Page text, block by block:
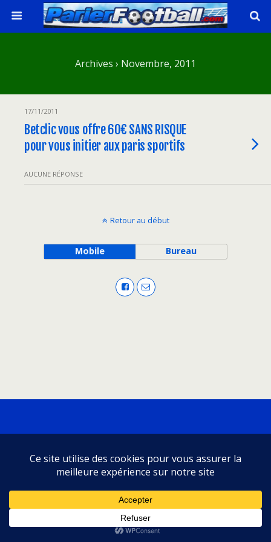
Archives › Novembre, 2011
17/11/2011
Betclic vous offre 60€ SANS RISQUE
pour vous initier aux paris sportifs
AUCUNE RÉPONSE
Retour au début
Mobile Bureau